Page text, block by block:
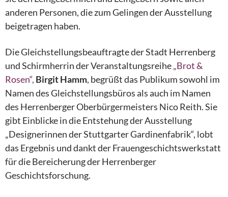
anderen Personen, die zum Gelingen der Ausstellung
beigetragen haben.
Die Gleichstellungsbeauftragte der Stadt Herrenberg
und Schirmherrin der Veranstaltungsreihe„Brot &
Rosen“, Birgit Hamm, begrüßt das Publikum sowohl im
Namen des Gleichstellungsbüros als auch im Namen
des Herrenberger Oberbürgermeisters Nico Reith. Sie
gibt Einblicke in die Entstehung der Ausstellung
„Designerinnen der Stuttgarter Gardinenfabrik“, lobt
das Ergebnis und dankt der Frauengeschichtswerkstatt
für die Bereicherung der Herrenberger
Geschichtsforschung.